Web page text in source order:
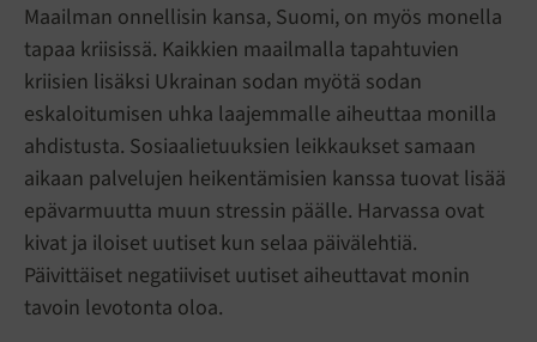
Maailman onnellisin kansa, Suomi, on myös monella
tapaa kriisissä. Kaikkien maailmalla tapahtuvien
kriisien lisäksi Ukrainan sodan myötä sodan
eskaloitumisen uhka laajemmalle aiheuttaa monilla
ahdistusta. Sosiaalietuuksien leikkaukset samaan
aikaan palvelujen heikentämisien kanssa tuovat lisää
epävarmuutta muun stressin päälle. Harvassa ovat
kivat ja iloiset uutiset kun selaa päivälehtiä.
Päivittäiset negatiiviset uutiset aiheuttavat monin
tavoin levotonta oloa.